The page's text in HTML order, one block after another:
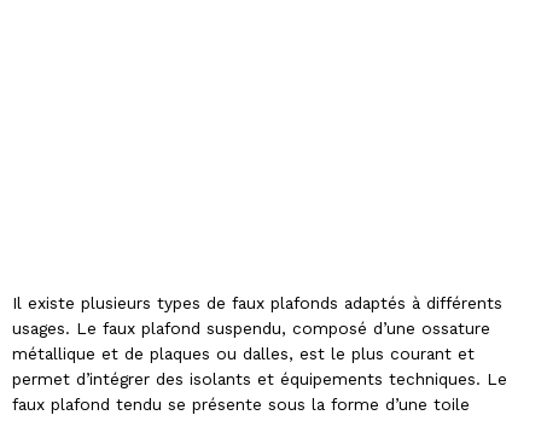
Il existe plusieurs types de faux plafonds adaptés à différents
usages. Le faux plafond suspendu, composé d’une ossature
métallique et de plaques ou dalles, est le plus courant et
permet d’intégrer des isolants et équipements techniques. Le
faux plafond tendu se présente sous la forme d’une toile